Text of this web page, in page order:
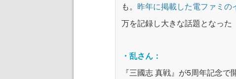
も。 昨年に掲載した電ファミの
万を記録し大きな話題となった
・乱さん：
『三國志 真戦』が5周年記念